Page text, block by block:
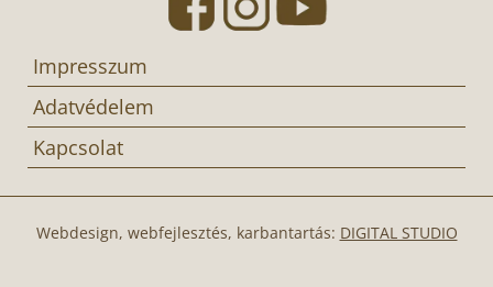
Impresszum
Adatvédelem
Kapcsolat
Webdesign, webfejlesztés, karbantartás: DIGITAL STUDIO